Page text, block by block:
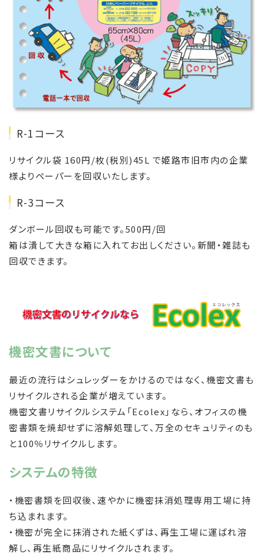
R-1コース
リサイクル袋 160円/枚(税別)45L で姫路市旧市内の企業
様よりペーパーを回収いたします。
R-3コース
ダンボール回収も可能です。500円/回
箱は潰して大きな箱に入れてお出しください。新聞・雑誌も
回収できます。
機密文書について
最近の流行はシュレッダーをかけるのではなく、機密文書も
リサイクルされる企業が増えています。
機密文書リサイクルシステム「Ecolex」なら、オフィスの機
密書類を焼却せずに溶解処理して、万全のセキュリティのも
と100％リサイクルします。
システムの特徴
・機密書類を回収後、速やかに機密抹消処理専用工場に持
ち込まれます。
・機密が完全に抹消された紙くずは、再生工場に運ばれ溶
解し、再生紙商品にリサイクルされます。